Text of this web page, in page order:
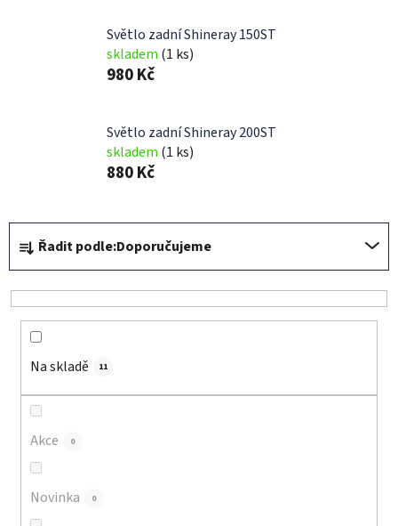
Světlo zadní Shineray 150ST
skladem (1 ks)
980 Kč
Světlo zadní Shineray 200ST
skladem (1 ks)
880 Kč
Ř
a
z
e
Řadit podle:Doporučujeme
Na skladě 11
Akce 0
Novinka 0